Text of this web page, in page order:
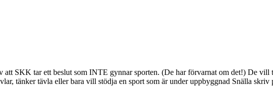
SKK tar ett beslut som INTE gynnar sporten. (De har förvarnat om det!) De vill
tänker tävla eller bara vill stödja en sport som är under uppbyggnad Snälla skriv